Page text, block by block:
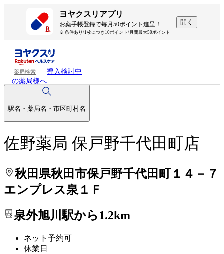
ヨヤクスリアプリ
お薬手帳登録で毎月50ポイント進呈！
※ 条件あり/1枚につき10ポイント/月間最大50ポイント
開く
薬局検索
導入検討中
の薬局様へ
駅名・薬局名・市区町村名
佐野薬局 保戸野千代田町店
秋田県秋田市保戸野千代田町１４－７
エンプレス泉１Ｆ
泉外旭川駅から1.2km
ネット予約可
休業日
処方せんを送って待ち時間を短く！
処方せんを送って待ち時間を短く！